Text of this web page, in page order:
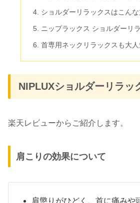
ショルダーリラックスはこんな
ニップラックス ショルダーリ
首専用ネックリラックスも大人
NIPLUXショルダーリラッ
楽天レビューからご紹介します。
肩こりの効果について
肩懲りがひどく、首に痛みや